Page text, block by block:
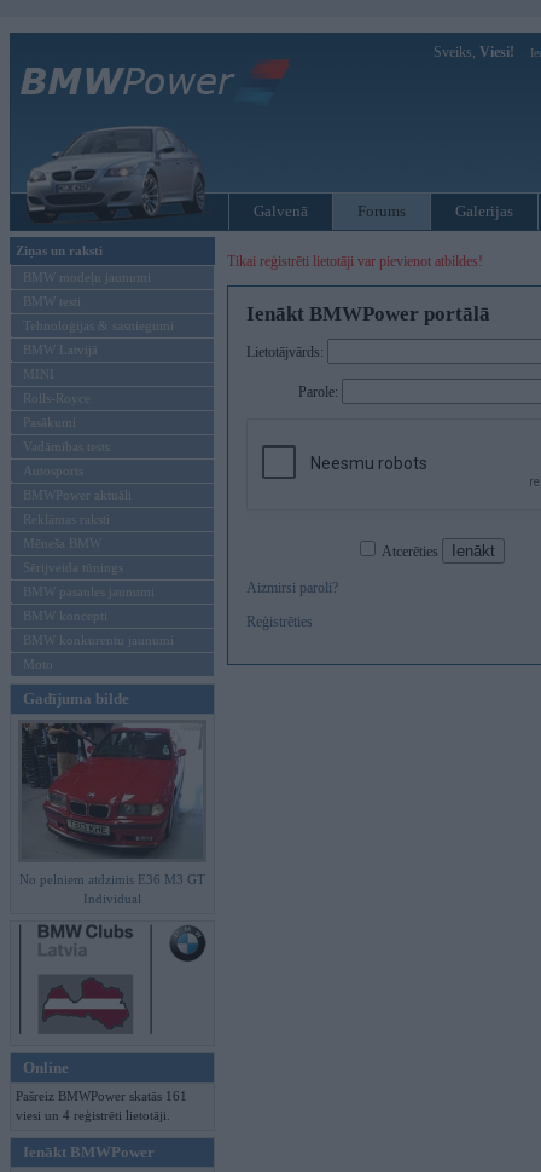
Sveiks, Viesi!
Galvenā Forums Galerijas
Ziņas un raksti
BMW modeļu jaunumi
BMW testi
Tehnoloģijas & sasniegumi
BMW Latvijā
MINI
Rolls-Royce
Pasākumi
Vadāmības tests
Autosports
BMWPower aktuāli
Reklāmas raksti
Mēneša BMW
Sērijveida tūnings
BMW pasaules jaunumi
BMW koncepti
BMW konkurentu jaunumi
Moto
Gadījuma bilde
No pelniem atdzimis E36 M3 GT
Individual
Online
Pašreiz BMWPower skatās 161
viesi un 4 reģistrēti lietotāji.
Ienākt BMWPower
Tikai reģistrēti lietotāji var pievienot atbildes!
Ienākt BMWPower portālā
Lietotājvārds:
Parole:
Atcerēties
Aizmirsi paroli?
Reģistrēties